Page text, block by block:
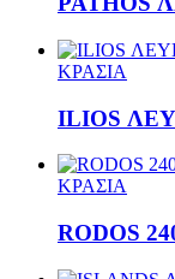
ΚΡΑΣΙΑ
ILIOS
ΚΡΑΣΙΑ
RODOS